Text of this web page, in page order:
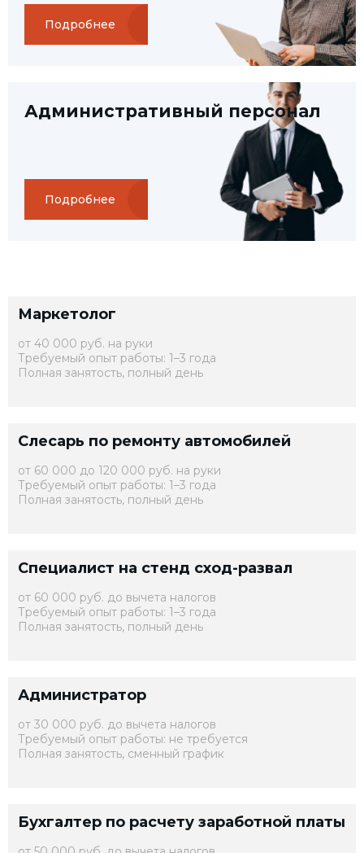
Подробнее
Административный персонал
Подробнее
Маркетолог
от 40 000 руб. на руки
Требуемый опыт работы: 1–3 года
Полная занятость, полный день
Слесарь по ремонту автомобилей
от 60 000 до 120 000 руб. на руки
Требуемый опыт работы: 1–3 года
Полная занятость, полный день
Специалист на стенд сход-развал
от 60 000 руб. до вычета налогов
Требуемый опыт работы: 1–3 года
Полная занятость, полный день
Администратор
от 30 000 руб. до вычета налогов
Требуемый опыт работы: не требуется
Полная занятость, сменный график
Бухгалтер по расчету заработной платы